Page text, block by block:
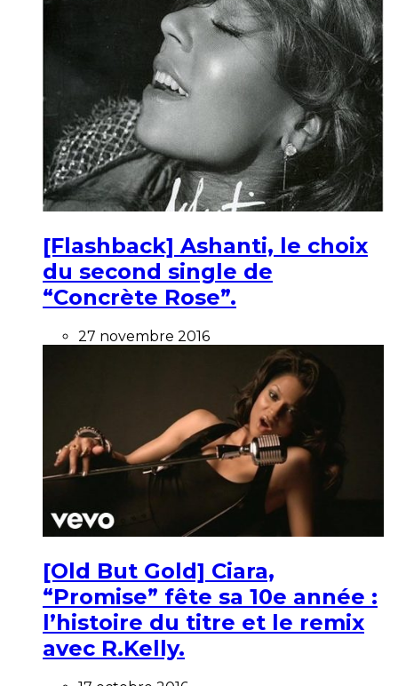
[Flashback] Ashanti, le choix
du second single de
“Concrète Rose”.
27 novembre 2016
[Old But Gold] Ciara,
“Promise” fête sa 10e année :
l’histoire du titre et le remix
avec R.Kelly.